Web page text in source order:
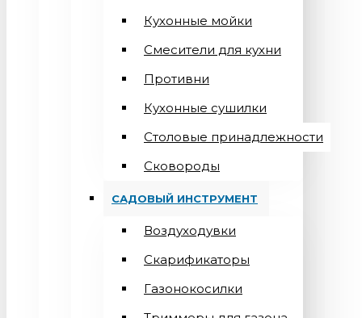
Кухонные мойки
Смесители для кухни
Противни
Кухонные сушилки
Столовые принадлежности
Сковороды
САДОВЫЙ ИНСТРУМЕНТ
Воздуходувки
Скарификаторы
Газонокосилки